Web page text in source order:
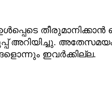
ഇവർക്കില്ല.